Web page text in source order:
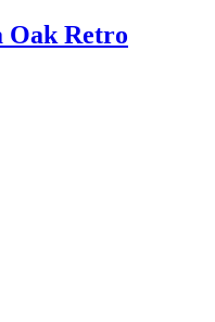
Oak Retro